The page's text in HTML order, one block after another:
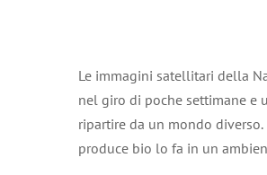
Le immagini satellitari della
nel giro di poche settimane e
ripartire da un mondo
produce bio lo fa in un